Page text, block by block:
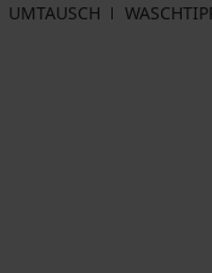
UMTAUSCH